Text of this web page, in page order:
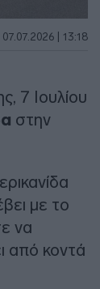
07.07.2026 | 13:18
7 Ιουλίου
στην
με το
να
από κοντά